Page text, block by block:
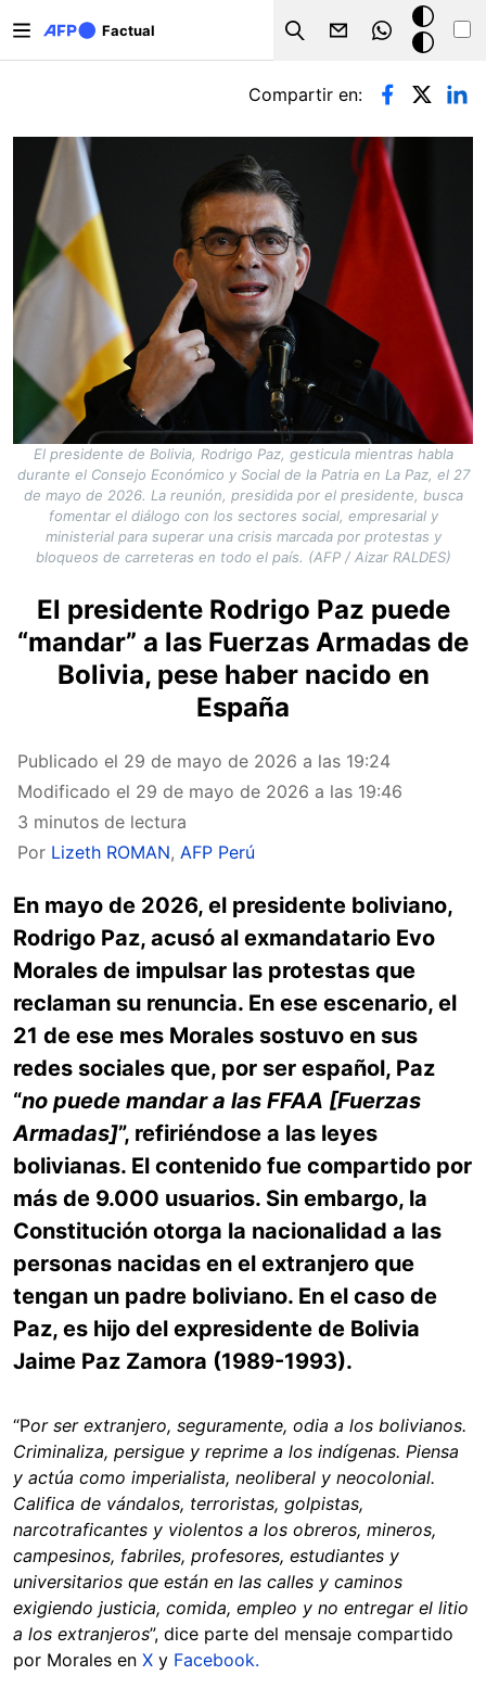
Factual
Search
Modo
oscuro
Solapas principales
Compartir en:
El presidente de Bolivia, Rodrigo Paz, gesticula mientras habla
durante el Consejo Económico y Social de la Patria en La Paz, el 27
de mayo de 2026. La reunión, presidida por el presidente, busca
fomentar el diálogo con los sectores social, empresarial y
ministerial para superar una crisis marcada por protestas y
bloqueos de carreteras en todo el país. (AFP / Aizar RALDES)
El presidente Rodrigo Paz puede
“mandar” a las Fuerzas Armadas de
Bolivia, pese haber nacido en
España
Publicado el 29 de mayo de 2026 a las 19:24
Modificado el 29 de mayo de 2026 a las 19:46
3 minutos de lectura
Por Lizeth ROMAN, AFP Perú
En mayo de 2026, el presidente boliviano,
Rodrigo Paz, acusó al exmandatario Evo
Morales de impulsar las protestas que
reclaman su renuncia. En ese escenario, el
21 de ese mes Morales sostuvo en sus
redes sociales que, por ser español, Paz
“no puede mandar a las FFAA [Fuerzas
Armadas]”, refiriéndose a las leyes
bolivianas. El contenido fue compartido por
más de 9.000 usuarios. Sin embargo, la
Constitución otorga la nacionalidad a las
personas nacidas en el extranjero que
tengan un padre boliviano. En el caso de
Paz, es hijo del expresidente de Bolivia
Jaime Paz Zamora (1989-1993).
“Por ser extranjero, seguramente, odia a los bolivianos.
Criminaliza, persigue y reprime a los indígenas. Piensa
y actúa como imperialista, neoliberal y neocolonial.
Califica de vándalos, terroristas, golpistas,
narcotraficantes y violentos a los obreros, mineros,
campesinos, fabriles, profesores, estudiantes y
universitarios que están en las calles y caminos
exigiendo justicia, comida, empleo y no entregar el litio
a los extranjeros”, dice parte del mensaje compartido
por Morales en X y Facebook.